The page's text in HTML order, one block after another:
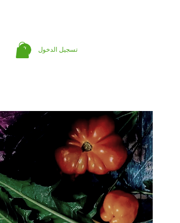
تسجيل الدخول